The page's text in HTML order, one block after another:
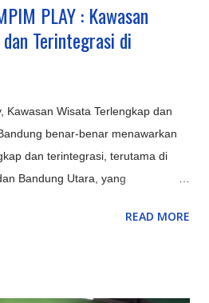
PLAY : Kawasan
Terintegrasi di
Kawasan Wisata Terlengkap dan
benar-benar menawarkan
dan terintegrasi, terutama di
Bandung Utara, yang
Putih), rekreasi keluargaREAD MORE